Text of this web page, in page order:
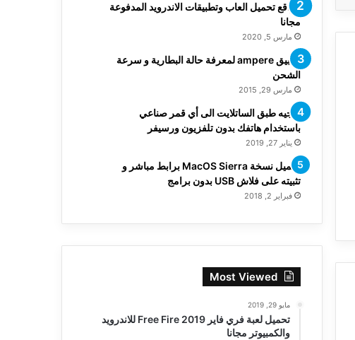
مواقع تحميل العاب وتطبيقات الاندرويد المدفوعة
مجانا
مارس 5, 2020
تطبيق ampere لمعرفة حالة البطارية و سرعة
الشحن
مارس 29, 2015
توجيه طبق الساتلايت الى أي قمر صناعي
باستخدام هاتفك بدون تلفزيون ورسيفر
يناير 27, 2019
تحميل نسخة MacOS Sierra برابط مباشر و
تثبيته على فلاش USB بدون برامج
فبراير 2, 2018
Most Viewed
مايو 29, 2019
تحميل لعبة فري فاير Free Fire 2019 للاندرويد
والكمبيوتر مجانا